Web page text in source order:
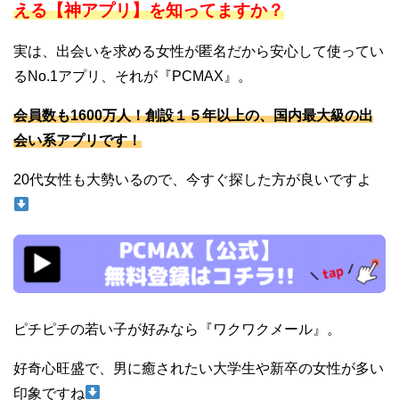
える【神アプリ】を知ってますか？
実は、出会いを求める女性が匿名だから安心して使ってい
るNo.1アプリ、それが『PCMAX』。
会員数も1600万人！創設１５年以上の、国内最大級の出
会い系アプリです！
20代女性も大勢いるので、今すぐ探した方が良いですよ
ピチピチの若い子が好みなら『ワクワクメール』。
好奇心旺盛で、男に癒されたい大学生や新卒の女性が多い
印象ですね